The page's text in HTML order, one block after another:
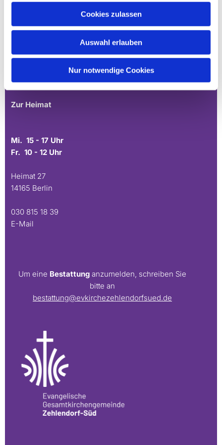
Cookies zulassen
Auswahl erlauben
Nur notwendige Cookies
Mühlenstr. 45
E-Mail
Zur Heimat
Mi. 15 - 17 Uhr
Fr. 10 - 12 Uhr
Heimat 27
14165 Berlin
030 815 18 39
E-Mail
Um eine Bestattung anzumelden, schreiben Sie
bitte an
bestattung@evkirchezehlendorfsued.de